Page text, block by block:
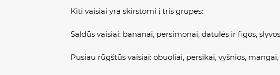
Kiti vaisiai yra skirstomi į tris grupes:
Saldūs vaisiai: bananai, persimonai, datulės ir figos,
Pusiau rūgštūs vaisiai: obuoliai, persikai, vyšnios,